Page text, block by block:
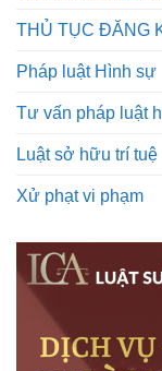
THỦ TỤC ĐĂNG
Pháp luật Hình sự
Tư vấn pháp luật
Luật sở hữu trí tuệ
Xử phạt vi phạm